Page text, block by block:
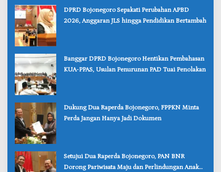
‎DPRD Bojonegoro Sepakati Perubahan APBD
2026, Anggaran JLS hingga Pendidikan Bertambah
‎Banggar DPRD Bojonegoro Hentikan Pembahasan
KUA-PPAS, Usulan Penurunan PAD Tuai Penolakan
‎Dukung Dua Raperda Bojonegoro, FPPKN Minta
Perda Jangan Hanya Jadi Dokumen
‎Setujui Dua Raperda Bojonegoro, PAN BNR
Dorong Pariwisata Maju dan Perlindungan Anak